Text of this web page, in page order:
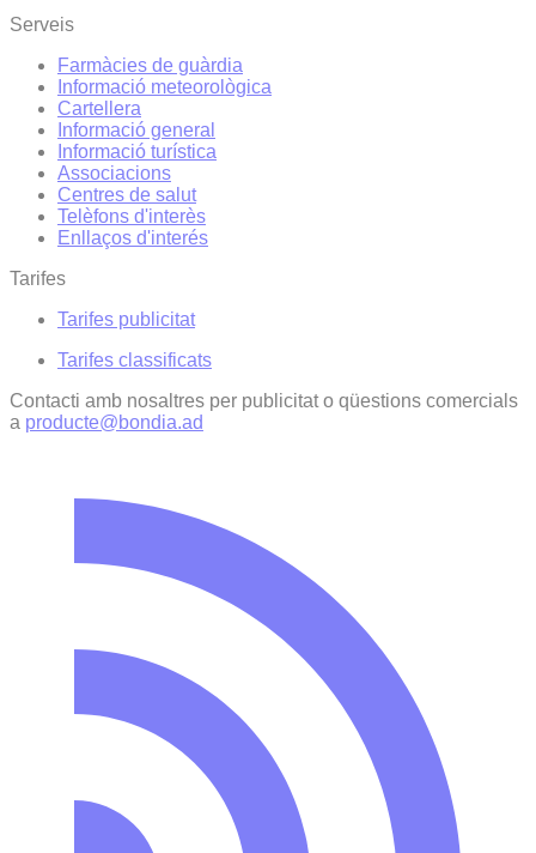
Serveis
Farmàcies de guàrdia
Informació meteorològica
Cartellera
Informació general
Informació turística
Associacions
Centres de salut
Telèfons d'interès
Enllaços d'interés
Tarifes
Tarifes publicitat
Tarifes classificats
Contacti amb nosaltres per publicitat o qüestions comercials
a producte@bondia.ad